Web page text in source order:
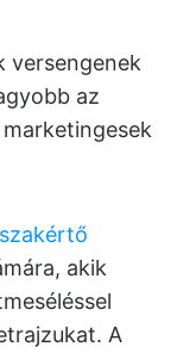
versengenek
az
akik
A